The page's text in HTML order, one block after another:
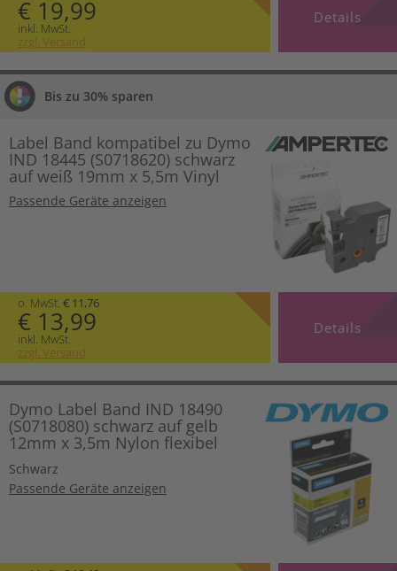
€ 19,99
inkl. MwSt.
zzgl. Versand
Details
Bis zu 30% sparen
Label Band kompatibel zu Dymo
IND 18445 (S0718620) schwarz
auf weiß 19mm x 5,5m Vinyl
Passende Geräte anzeigen
o. MwSt. € 11,76
€ 13,99
inkl. MwSt.
zzgl. Versand
Details
Dymo Label Band IND 18490
(S0718080) schwarz auf gelb
12mm x 3,5m Nylon flexibel
Schwarz
Passende Geräte anzeigen